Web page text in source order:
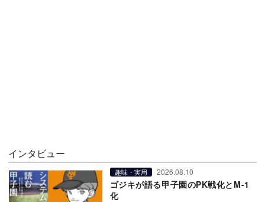
インタビュー
趣味・実用 2026.08.10
ゴジキが語る甲子園のPK戦化とM-1
化